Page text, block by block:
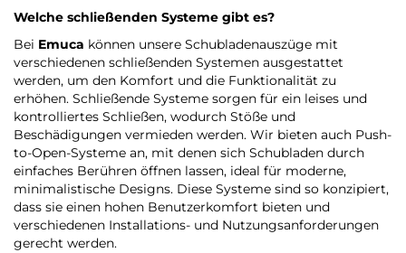
Welche schließenden Systeme gibt es?
Bei Emuca können unsere Schubladenauszüge mit
verschiedenen schließenden Systemen ausgestattet
werden, um den Komfort und die Funktionalität zu
erhöhen. Schließende Systeme sorgen für ein leises und
kontrolliertes Schließen, wodurch Stöße und
Beschädigungen vermieden werden. Wir bieten auch Push-
to-Open-Systeme an, mit denen sich Schubladen durch
einfaches Berühren öffnen lassen, ideal für moderne,
minimalistische Designs. Diese Systeme sind so konzipiert,
dass sie einen hohen Benutzerkomfort bieten und
verschiedenen Installations- und Nutzungsanforderungen
gerecht werden.